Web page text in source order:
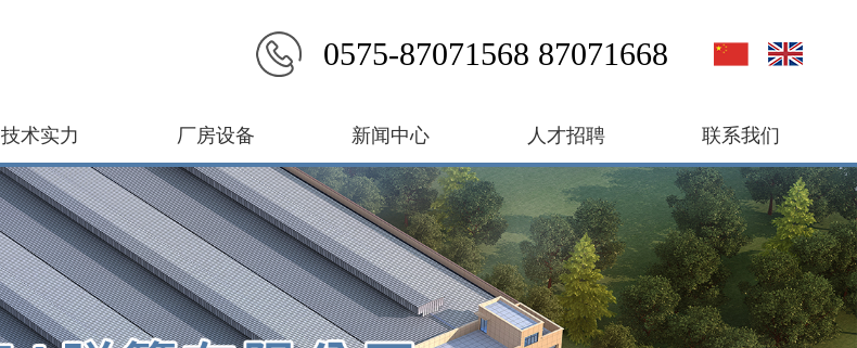
0575-87071568 87071668
技术实力 厂房设备 新闻中心 人才招聘 联系我们